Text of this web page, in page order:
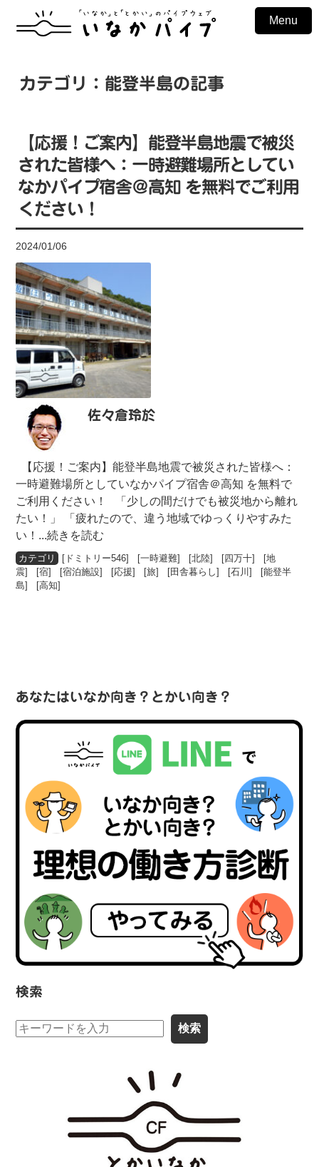
Menu
カテゴリ：能登半島の記事
【応援！ご案内】能登半島地震で被災
された皆様へ：一時避難場所としてい
なかパイプ宿舎＠高知 を無料でご利用
ください！
2024/01/06
佐々倉玲於
【応援！ご案内】能登半島地震で被災された皆様へ：
一時避難場所としていなかパイプ宿舎＠高知 を無料で
ご利用ください！ 「少しの間だけでも被災地から離れ
たい！」 「疲れたので、違う地域でゆっくりやすみた
い！ ...続きを読む
[ ドミトリー546] [一時避難] [北陸] [四万十] [地
震] [宿] [宿泊施設] [応援] [旅] [田舎暮らし] [石川] [能登半
島] [高知]
あなたはいなか向き？とかい向き？
検索